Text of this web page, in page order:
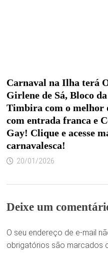
Carnaval na Ilha terá
Girlene de Sá, Bloco
Timbira com o melhor
com entrada franca e
Gay! Clique e acesse
carnavalesca!
20/01/2026
Deixe um
O seu endereço de e-mail
obrigatórios são marcados